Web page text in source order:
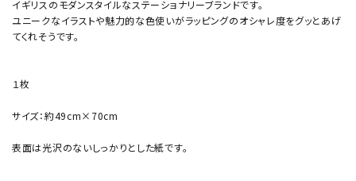
イギリスのモダンスタイルなステーショナリーブランドです。
ユニークなイラストや魅力的な色使いがラッピングのオシャレ度をグッとあげ
てくれそうです。
１枚
サイズ：約49cm×70cm
表面は光沢のないしっかりとした紙です。